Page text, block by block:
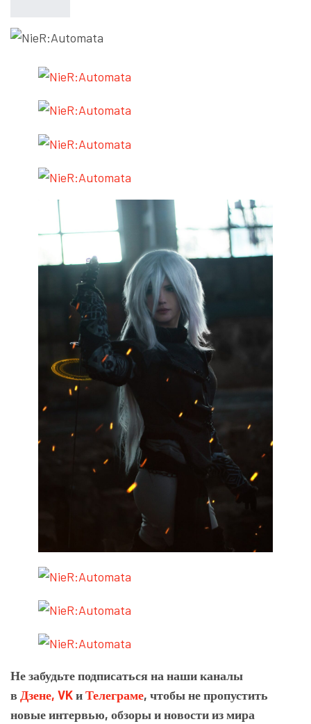
Не забудьте подписаться на наши каналы
в Дзене, VKиТелеграме, чтобы не пропустить
новые интервью, обзоры и новости из мира